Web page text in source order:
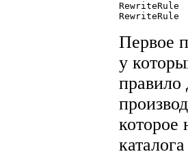
Первое
у
правило
которое